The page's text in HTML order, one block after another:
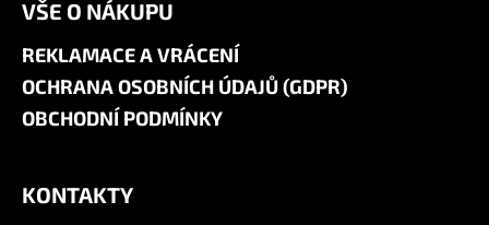
VŠE O NÁKUPU
REKLAMACE A VRÁCENÍ
OCHRANA OSOBNÍCH ÚDAJŮ (GDPR)
OBCHODNÍ PODMÍNKY
KONTAKTY